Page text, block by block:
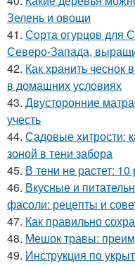
Зелень и овощи
41. Сорта огурцов для
Северо-Запада,
42. Как хранить чеснок
в домашних условиях
43. Двусторонние
учесть
44. Садовые хитрости:
зоной в тени забора
45. В тени не растет:
46. Вкусные и
фасоли: рецепты и
47. Как правильно
48. Мешок травы:
49. Инструкция по